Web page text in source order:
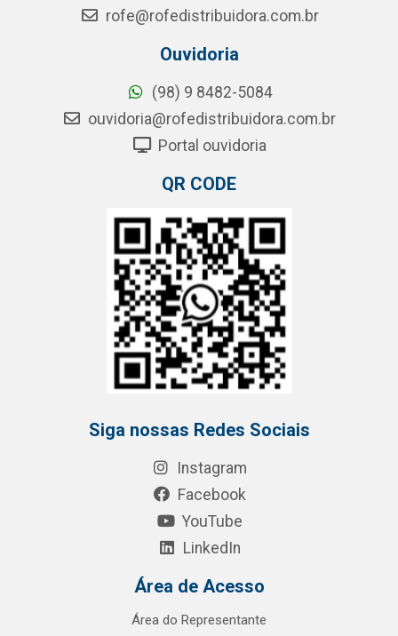
rofe@rofedistribuidora.com.br
Ouvidoria
(98) 9 8482-5084
ouvidoria@rofedistribuidora.com.br
Portal ouvidoria
QR CODE
Siga nossas Redes Sociais
Instagram
Facebook
YouTube
LinkedIn
Área de Acesso
Área do Representante